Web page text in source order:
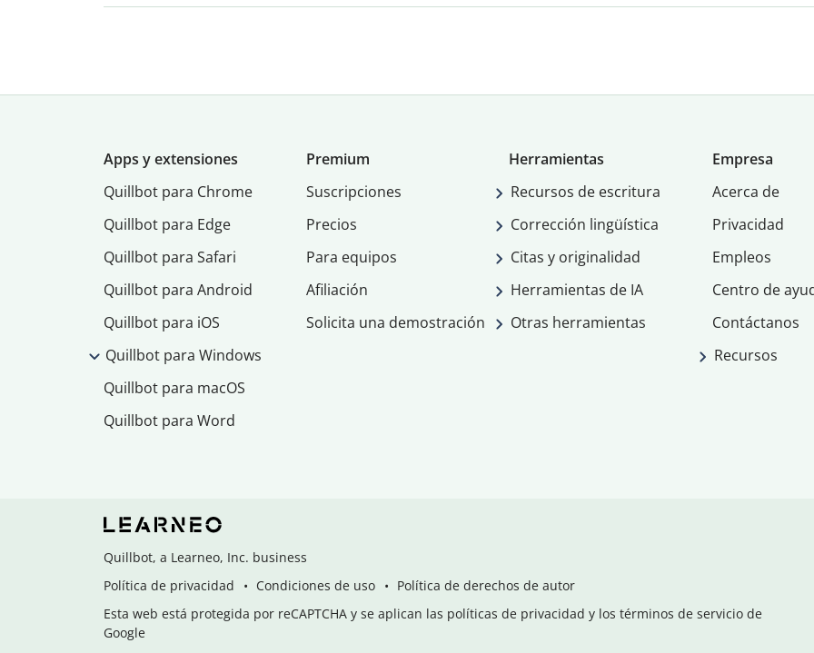
Apps y extensiones
Quillbot para Chrome
Quillbot para Edge
Quillbot para Safari
Quillbot para Android
Quillbot para iOS
Quillbot para Windows
Quillbot para macOS
Quillbot para Word
Premium
Suscripciones
Precios
Para equipos
Afiliación
Solicita una demostración
Herramientas
Recursos de escritura
Corrección lingüística
Citas y originalidad
Herramientas de IA
Otras herramientas
Empresa
Acerca de
Privacidad
Empleos
Centro de
Contáctanos
Recursos
Quillbot, a Learneo, Inc. business
Política de privacidad
Condiciones de uso
Política de derechos de autor
Esta web está protegida por reCAPTCHA y se aplican las políticas de privacidad y los términos de servicio de
Google